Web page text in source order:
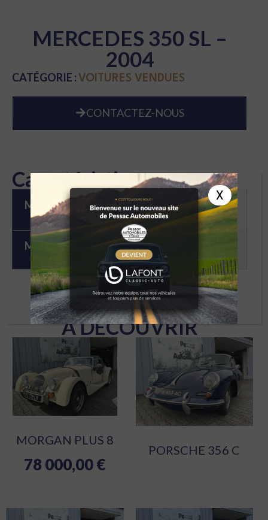
MERCEDES 350 SL –
2004
CATÉGORIE : VOITURES VENDUES
CONTACTEZ-NOUS
Caractéristiques
Marque MERCEDES
Modèle 350 SL 2004
À DÉCOUVRIR
MORGAN PLUS 8
78 000,00€
PORSCHE 356 C
X